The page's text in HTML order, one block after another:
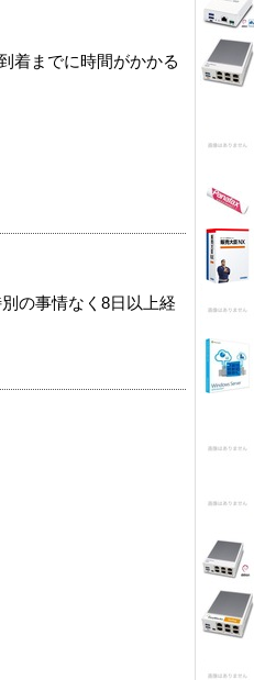
着までに時間がかかる
の事情なく8日以上経